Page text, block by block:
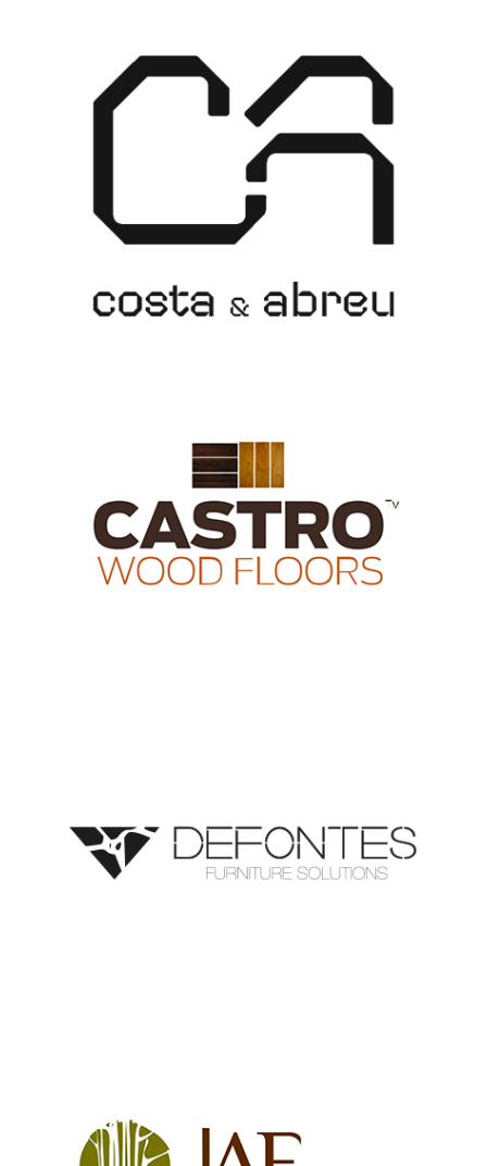
Costa & Abreu, Lda
CW Floors
Ver mais
Fábrica de Móveis de Fontes, Lda
Ver mais
José Afonso & Filhos, Lda